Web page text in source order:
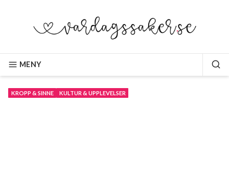
VARDAGSSAKER.SE
MENY
KROPP & SINNE KULTUR & UPPLEVELSER